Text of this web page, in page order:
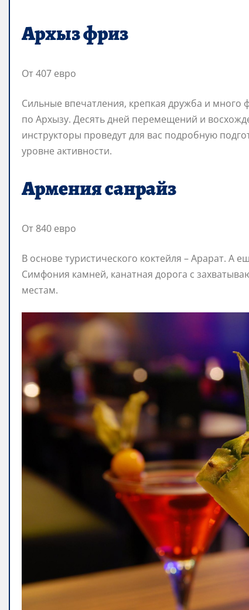
Архыз фриз
От 407 евро
Сильные впечатления, крепкая дружба и много
по Архызу. Десять дней перемещений и
инструкторы проведут для вас подробную
уровне активности.
Армения санрайз
От 840 евро
В основе туристического коктейля – Арарат. А
Симфония камней, канатная дорога с
местам.